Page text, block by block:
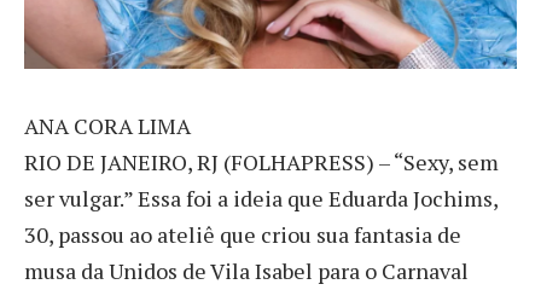
ANA CORA LIMA
RIO DE JANEIRO, RJ (FOLHAPRESS) – “Sexy, sem
ser vulgar.” Essa foi a ideia que Eduarda Jochims,
30, passou ao ateliê que criou sua fantasia de
musa da Unidos de Vila Isabel para o Carnaval